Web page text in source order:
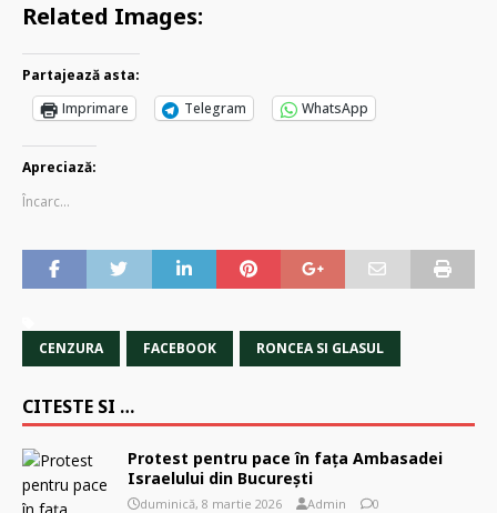
Related Images:
Partajează asta:
Imprimare
Telegram WhatsApp
Apreciază:
Încarc...
CENZURA FACEBOOK RONCEA SI GLASUL
CITESTE SI …
Protest pentru pace în fața Ambasadei
Israelului din București
duminică, 8 martie 2026 Admin 0